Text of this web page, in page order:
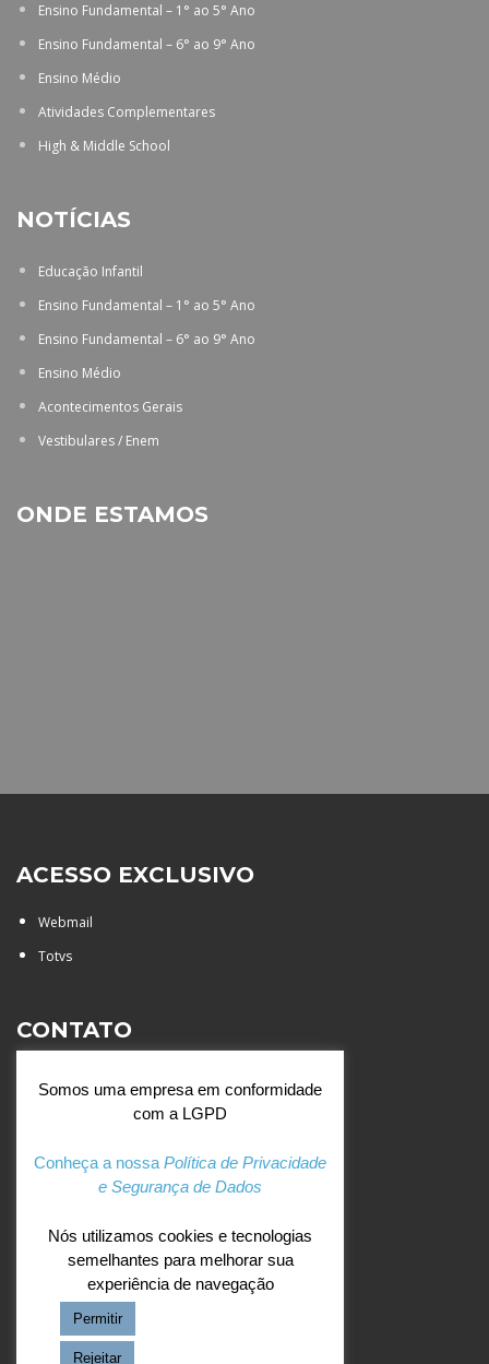
Ensino Fundamental – 1° ao 5° Ano
Ensino Fundamental – 6° ao 9° Ano
Ensino Médio
Atividades Complementares
High & Middle School
NOTÍCIAS
Educação Infantil
Ensino Fundamental – 1° ao 5° Ano
Ensino Fundamental – 6° ao 9° Ano
Ensino Médio
Acontecimentos Gerais
Vestibulares / Enem
ONDE ESTAMOS
ACESSO EXCLUSIVO
Webmail
Totvs
CONTATO
Santa Catarina - São José do
Rio Preto (SP)
+55 (17) 3354 7000
agostiniano@csj.g12.br
REDES SOCIAIS
Facebook
Instagram
Somos uma empresa em conformidade
com a LGPD
Conheça a nossa Política de Privacidade
e Segurança de Dados
Nós utilizamos cookies e tecnologias
semelhantes para melhorar sua
experiência de navegação
Permitir
Rejeitar